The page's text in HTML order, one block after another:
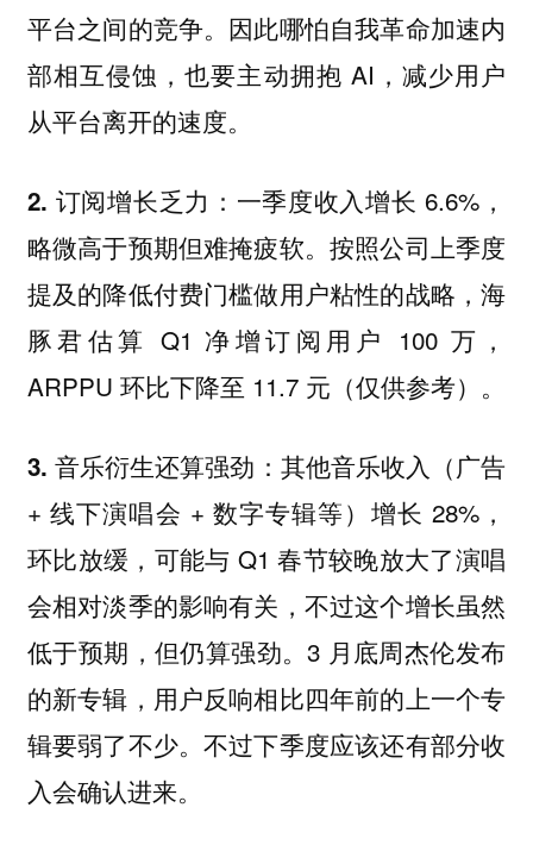
平台之间的竞争。因此哪怕自我革命加速内
部相互侵蚀，也要主动拥抱 AI，减少用户
从平台离开的速度。
2. 订阅增长乏力： 一季度收入增长 6.6%，
略微高于预期但难掩疲软。按照公司上季度
提及的降低付费门槛做用户粘性的战略，海
豚君估算 Q1 净增订阅用户 100 万，
ARPPU 环比下降至 11.7 元（仅供参考）。
3. 音乐衍生还算强劲： 其他音乐收入（广告
+ 线下演唱会 + 数字专辑等）增长 28%，
环比放缓，可能与 Q1 春节较晚放大了演唱
会相对淡季的影响有关，不过这个增长虽然
低于预期，但仍算强劲。3 月底周杰伦发布
的新专辑，用户反响相比四年前的上一个专
辑要弱了不少。不过下季度应该还有部分收
入会确认进来。